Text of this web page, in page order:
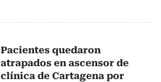
Pacientes quedaron
atrapados en ascensor de
clínica de Cartagena por